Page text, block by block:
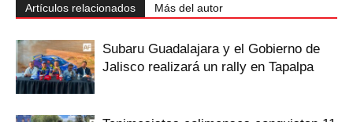
Artículos relacionados Más del autor
Subaru Guadalajara y el Gobierno de
Jalisco realizará un rally en Tapalpa